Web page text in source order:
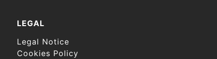
LEGAL
Legal Notice
Cookies Policy